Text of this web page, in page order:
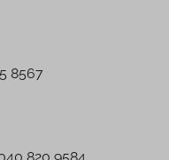
8567